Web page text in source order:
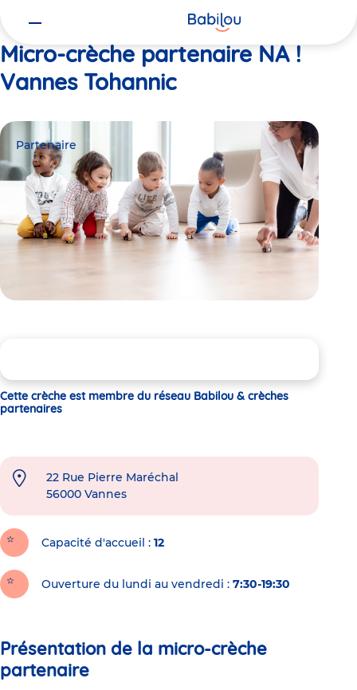
Micro-crèche partenaire NA !
Vannes Tohannic
Partenaire
Cette crèche est membre du réseau Babilou & crèches
partenaires
22 Rue Pierre Maréchal
56000 Vannes
Capacité d'accueil 12
Ouverture du lundi au vendredi : 7:30-19:30
Présentation de la micro-crèche
partenaire